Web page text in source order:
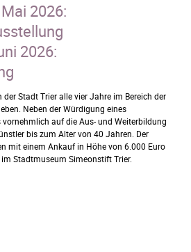
2026:
2026:
der Stadt Trier alle vier Jahre im Bereich der
Neben der Würdigung eines
vornehmlich auf die Aus- und Weiterbildung
bis zum Alter von 40 Jahren. Der
mit einem Ankauf in Höhe von 6.000 Euro
Stadtmuseum Simeonstift Trier.